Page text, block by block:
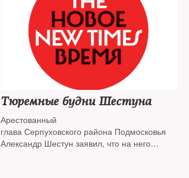
Тюремные будни Шестуна
Арестованный
глава Серпуховского района Подмосковья
Александр Шестун заявил, что на него